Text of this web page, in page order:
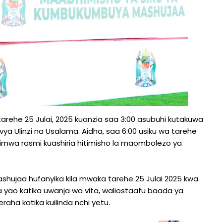
25 Julai, 2025 kuanzia saa 3:00 asubuhi kutakuwa
Ulinzi na Usalama. Aidha, saa 6:00 usiku wa tarehe
rasmi kuashiria hitimisho la maombolezo ya
hufanyika kila mwaka tarehe 25 Julai 2025 kwa
katika uwanja wa vita, waliostaafu baada ya
katika kuilinda nchi yetu.